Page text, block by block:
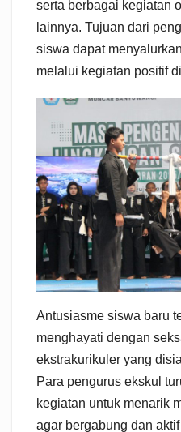
serta berbagai kegiatan
lainnya. Tujuan dari
siswa dapat
melalui kegiatan positif
Antusiasme siswa baru
menghayati dengan
ekstrakurikuler yang
Para pengurus ekskul
kegiatan untuk menarik
agar bergabung dan